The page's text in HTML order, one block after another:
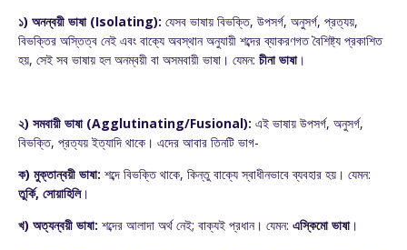
১) অনন্বয়ী ভাষা (Isolating): যেসব ভাষায় বিভক্তি, উপসর্গ, অনুসর্গ, প্রত্যয়,
বিভক্তির অস্তিত্ব নেই এবং বাক্যে অবস্থান অনুযায়ী শব্দের ব্যাকরণগত বৈশিষ্ট্য প্রকাশিত
হয়, সেই সব ভাষায় হল অনম্বয়ী বা অসমবায়ী ভাষা। যেমন: চীনা ভাষা।
২) সমবায়ী ভাষা (Agglutinating/Fusional): এই ভাষায় উপসর্গ, অনুসর্গ,
বিভক্তি, প্রত্যয় ইত্যাদি থাকে। এদের আবার তিনটি ভাগ-
ক) মুক্তান্বয়ী ভাষা: শব্দে বিভক্তি থাকে, কিন্তু বাক্যে স্বাধীনভাবে ব্যবহার হয়। যেমন:
তুর্কি, সোয়াহিলি।
খ) অত্যন্বয়ী ভাষা: শব্দের আলাদা অর্থ নেই; বাক্যই প্রধান। যেমন: এস্কিমো ভাষা।